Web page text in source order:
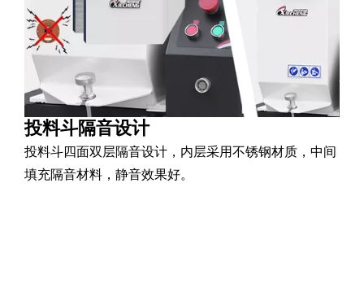
投料斗隔音设计
投料斗四面双层隔音设计，内层采用不锈钢材质，中间
填充隔音材料，静音效果好。